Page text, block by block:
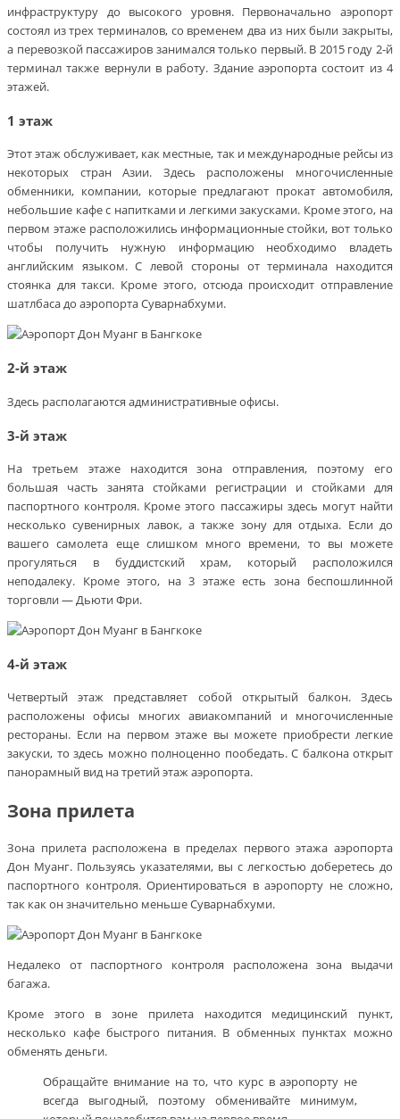
инфраструктуру до высокого уровня. Первоначально аэропорт
состоял из трех терминалов, со временем два из них были закрыты,
а перевозкой пассажиров занимался только первый. В 2015 году 2-й
терминал также вернули в работу. Здание аэропорта состоит из 4
этажей.
1 этаж
Этот этаж обслуживает, как местные, так и международные рейсы из
некоторых стран Азии. Здесь расположены многочисленные
обменники, компании, которые предлагают прокат автомобиля,
небольшие кафе с напитками и легкими закусками. Кроме этого, на
первом этаже расположились информационные стойки, вот только
чтобы получить нужную информацию необходимо владеть
английским языком. С левой стороны от терминала находится
стоянка для такси. Кроме этого, отсюда происходит отправление
шатлбаса до аэропорта Суварнабхуми.
2-й этаж
Здесь располагаются административные офисы.
3-й этаж
На третьем этаже находится зона отправления, поэтому его
большая часть занята стойками регистрации и стойками для
паспортного контроля. Кроме этого пассажиры здесь могут найти
несколько сувенирных лавок, а также зону для отдыха. Если до
вашего самолета еще слишком много времени, то вы можете
прогуляться в буддистский храм, который расположился
неподалеку. Кроме этого, на 3 этаже есть зона беспошлинной
торговли — Дьюти Фри.
4-й этаж
Четвертый этаж представляет собой открытый балкон. Здесь
расположены офисы многих авиакомпаний и многочисленные
рестораны. Если на первом этаже вы можете приобрести легкие
закуски, то здесь можно полноценно пообедать. С балкона открыт
панорамный вид на третий этаж аэропорта.
Зона прилета
Зона прилета расположена в пределах первого этажа аэропорта
Дон Муанг. Пользуясь указателями, вы с легкостью доберетесь до
паспортного контроля. Ориентироваться в аэропорту не сложно,
так как он значительно меньше Суварнабхуми.
Недалеко от паспортного контроля расположена зона выдачи
багажа.
Кроме этого в зоне прилета находится медицинский пункт,
несколько кафе быстрого питания. В обменных пунктах можно
обменять деньги.
Обращайте внимание на то, что курс в аэропорту не
всегда выгодный, поэтому обменивайте минимум,